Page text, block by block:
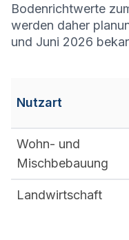
Bodenrichtwerte
werden daher
und Juni 2026
Nutzart
Wohn- und
Mischbebauung
Landwirtschaft